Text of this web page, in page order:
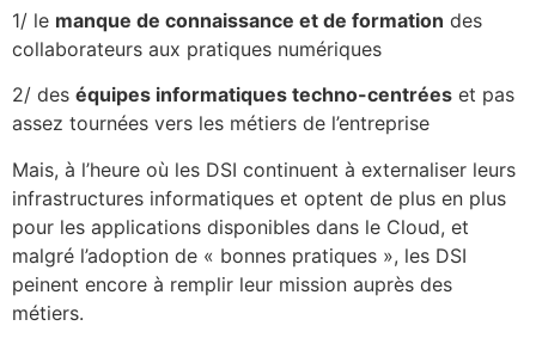
1/ le manque de connaissance et de formation des
collaborateurs aux pratiques numériques
2/ des équipes informatiques techno-centrées et pas
assez tournées vers les métiers de l’entreprise
Mais, à l’heure où les DSI continuent à externaliser leurs
infrastructures informatiques et optent de plus en plus
pour les applications disponibles dans le Cloud, et
malgré l’adoption de « bonnes pratiques », les DSI
peinent encore à remplir leur mission auprès des
métiers.